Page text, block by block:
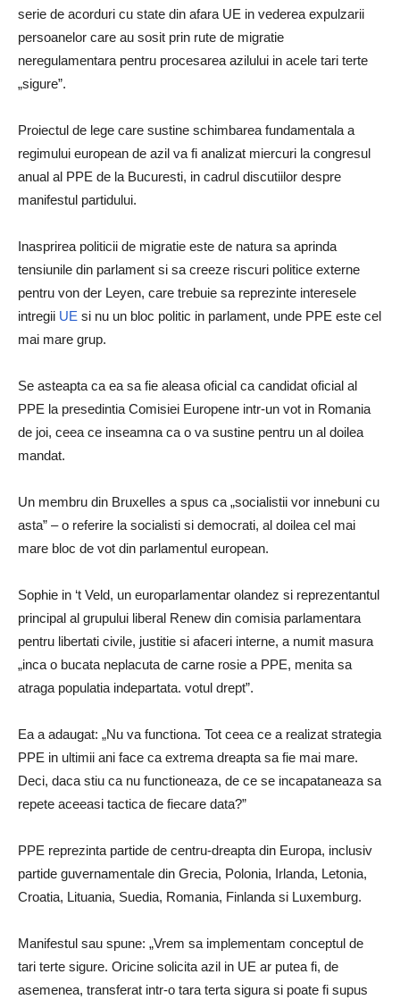
serie de acorduri cu state din afara UE in vederea expulzarii
persoanelor care au sosit prin rute de migratie
neregulamentara pentru procesarea azilului in acele tari terte
„sigure”.
Proiectul de lege care sustine schimbarea fundamentala a
regimului european de azil va fi analizat miercuri la congresul
anual al PPE de la Bucuresti, in cadrul discutiilor despre
manifestul partidului.
Inasprirea politicii de migratie este de natura sa aprinda
tensiunile din parlament si sa creeze riscuri politice externe
pentru von der Leyen, care trebuie sa reprezinte interesele
intregii UE si nu un bloc politic in parlament, unde PPE este cel
mai mare grup.
Se asteapta ca ea sa fie aleasa oficial ca candidat oficial al
PPE la presedintia Comisiei Europene intr-un vot in Romania
de joi, ceea ce inseamna ca o va sustine pentru un al doilea
mandat.
Un membru din Bruxelles a spus ca „socialistii vor innebuni cu
asta” – o referire la socialisti si democrati, al doilea cel mai
mare bloc de vot din parlamentul european.
Sophie in ‘t Veld, un europarlamentar olandez si reprezentantul
principal al grupului liberal Renew din comisia parlamentara
pentru libertati civile, justitie si afaceri interne, a numit masura
„inca o bucata neplacuta de carne rosie a PPE, menita sa
atraga populatia indepartata. votul drept”.
Ea a adaugat: „Nu va functiona. Tot ceea ce a realizat strategia
PPE in ultimii ani face ca extrema dreapta sa fie mai mare.
Deci, daca stiu ca nu functioneaza, de ce se incapataneaza sa
repete aceeasi tactica de fiecare data?”
PPE reprezinta partide de centru-dreapta din Europa, inclusiv
partide guvernamentale din Grecia, Polonia, Irlanda, Letonia,
Croatia, Lituania, Suedia, Romania, Finlanda si Luxemburg.
Manifestul sau spune: „Vrem sa implementam conceptul de
tari terte sigure. Oricine solicita azil in UE ar putea fi, de
asemenea, transferat intr-o tara terta sigura si poate fi supus